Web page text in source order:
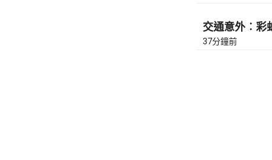
交通意外︰彩
37分鐘前